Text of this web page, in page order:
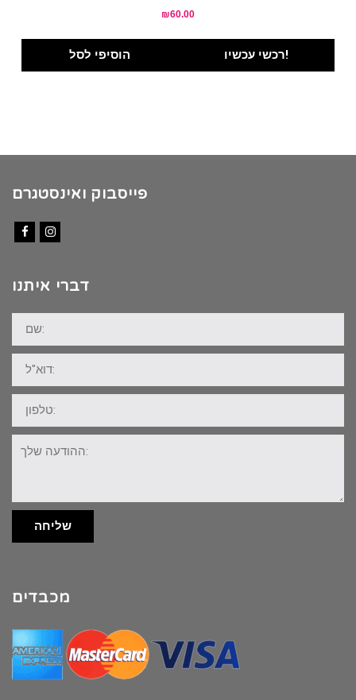
₪60.00
הוסיפי לסל רכשי עכשיו!
פייסבוק ואינסטגרם
דברי איתנו
שלך:
שליחה
מכבדים